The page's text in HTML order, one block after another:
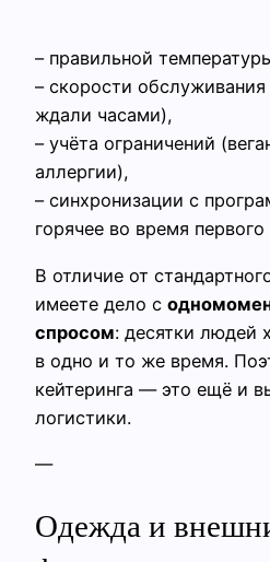
– правильной
– скорости
ждали часами),
– учёта ограничений
аллергии),
– синхронизации с
горячее во время первого
В отличие от
имеете дело с
спросом: десятки людей
в одно и то же время.
кейтеринга — это ещё и
логистики.
—
Одежда и